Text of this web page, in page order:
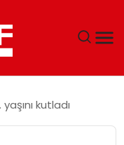
kutladı